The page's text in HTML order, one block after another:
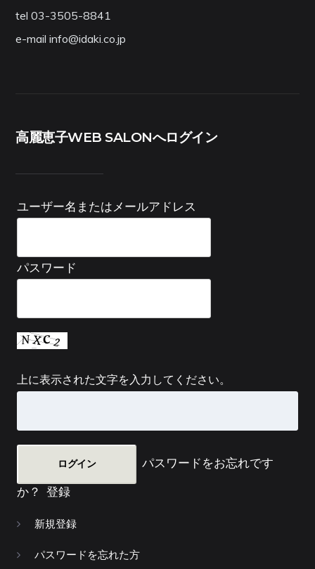
tel 03-3505-8841
e-mail info@idaki.co.jp
高麗恵子WEB SALONへログイン
ユーザー名またはメールアドレス
パスワード
上に表示された文字を入力してください。
パスワードをお忘れです
か？ 登録
新規登録
パスワードを忘れた方